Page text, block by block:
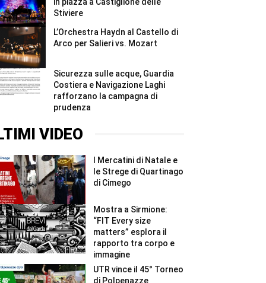
Stiviere
L’Orchestra Haydn al Castello di
Arco per Salieri vs. Mozart
Sicurezza sulle acque, Guardia
Costiera e Navigazione Laghi
rafforzano la campagna di
prudenza
VIDEO
I Mercatini di Natale e
le Strege di Quartinago
di Cimego
Mostra a Sirmione:
“FIT Every size
matters” esplora il
rapporto tra corpo e
immagine
UTR vince il 45° Torneo
di Polpenazze